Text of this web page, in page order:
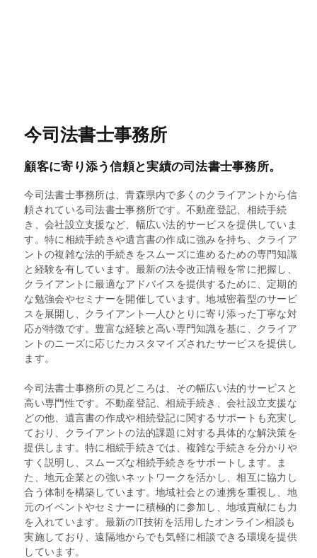
今司法書士事務所
顧客に寄り添う信頼と実績の司法書士事務所。
今司法書士事務所は、青森県内で多くのクライアントから信
頼されている司法書士事務所です。不動産登記、相続手続
き、会社設立支援など、幅広い法的サービスを提供していま
す。特に相続手続きや遺言書の作成に強みを持ち、クライア
ントの複雑な法的手続きをスムーズに進めるための専門知識
と経験を有しています。最新の法令改正情報を常に把握し、
クライアントに最適なアドバイスを提供するために、定期的
な勉強会やセミナーを開催しています。地域密着型のサービ
スを展開し、クライアント一人ひとりに寄り添った丁寧な対
応が特徴です。豊富な経験と高い専門知識を基に、クライア
ントのニーズに応じたカスタマイズされたサービスを提供し
ます。
今司法書士事務所の見どころは、その幅広い法的サービスと
高い専門性です。不動産登記、相続手続き、会社設立支援な
どの他、遺言書の作成や相続登記に関するサポートも充実し
ており、クライアントの法的課題に対する具体的な解決策を
提供します。特に相続手続きでは、複雑な手続きを分かりや
すく説明し、スムーズな相続手続きをサポートします。ま
た、地元企業との強いネットワークを活かし、相互に協力し
合う体制を構築しています。地域社会との連携を重視し、地
元のイベントやセミナーに積極的に参加し、地域貢献にも力
を入れています。最新のIT技術を活用したオンライン相談も
実施しており、遠隔地からでも気軽に相談できる環境を提供
しています。